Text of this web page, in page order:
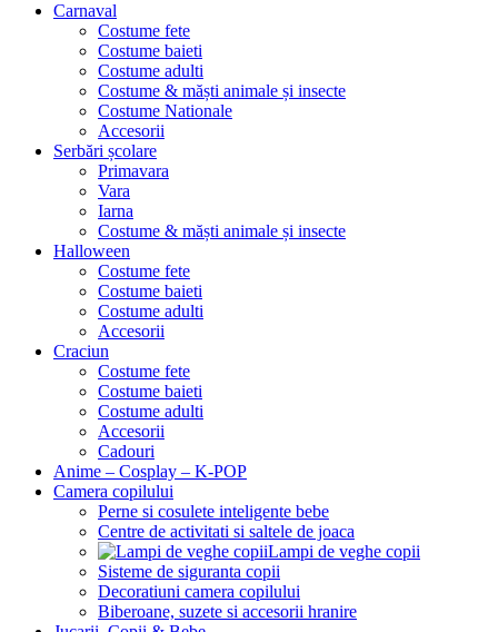
Carnaval
Costume fete
Costume baieti
Costume adulti
Costume & măști animale și insecte
Costume Nationale
Accesorii
Serbări școlare
Primavara
Vara
Iarna
Costume & măști animale și insecte
Halloween
Costume fete
Costume baieti
Costume adulti
Accesorii
Craciun
Costume fete
Costume baieti
Costume adulti
Accesorii
Cadouri
Anime – Cosplay – K‑POP
Camera copilului
Perne si cosulete inteligente bebe
Centre de activitati si saltele de joaca
Lampi de veghe copii
Sisteme de siguranta copii
Decoratiuni camera copilului
Biberoane, suzete si accesorii hranire